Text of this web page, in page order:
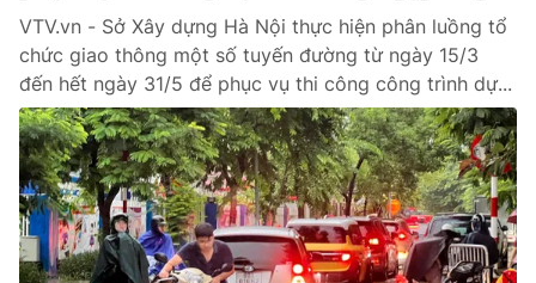
Nguyễn Trọng Ninh
Tổng đài VTV: 024.38 355 931 - 024.38 355 932
Ðiện thoại Thời báo VTV: 024.66 897 897
Email:toasoan@vtv.vn
Liên hệ quảng cáo:024-7300.7108
VTV.vn - Sở Xây dựng Hà Nội thực hiện phân luồng tổ
chức giao thông một số tuyến đường từ ngày 15/3
đến hết ngày 31/5 để phục vụ thi công công trình dự...